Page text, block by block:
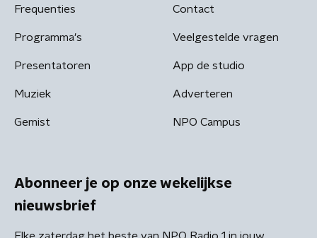
Frequenties
Programma's
Presentatoren
Muziek
Gemist
Contact
Veelgestelde vragen
App de studio
Adverteren
NPO Campus
Abonneer je op onze wekelijkse
nieuwsbrief
Elke zaterdag het beste van NPO Radio 1 in jouw